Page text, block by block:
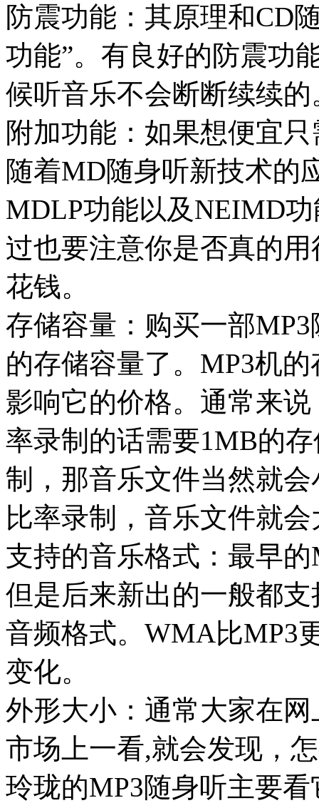
防震功能：其原理和CD
功能”。有良好的防震功
候听音乐不会断断续续的
附加功能：如果想便宜
随着MD随身听新技术的
MDLP功能以及NEIMD
过也要注意你是否真的
花钱。
存储容量：购买一部
的存储容量了。MP3机
影响它的价格。通常来
率录制的话需要1MB的
制，那音乐文件当然就
比率录制，音乐文件就
支持的音乐格式：最早
但是后来新出的一般都
音频格式。WMA比MP3
变化。
外形大小：通常大家在
市场上一看,就会发现，
玲珑的MP3随身听主要